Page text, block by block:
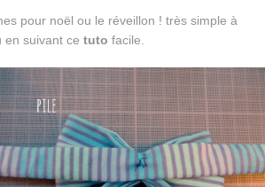
pour noël ou le réveillon ! très simple à
en suivant ce tuto facile.